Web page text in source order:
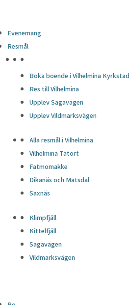
Evenemang
Resmål
Boka boende i Vilhelmina Kyrkstad
Res till Vilhelmina
Upplev Sagavägen
Upplev Vildmarksvägen
Alla resmål i Vilhelmina
Vilhelmina Tätort
Fatmomakke
Dikanäs och Matsdal
Saxnäs
Klimpfjäll
Kittelfjäll
Sagavägen
Vildmarksvägen